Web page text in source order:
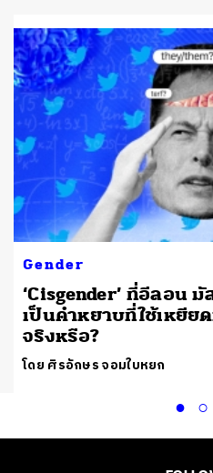
Gender
‘Cisgender’ ที่อีลอน
เป็นคำหยาบที่ใช้เหยีย
จริงหรือ?
โดย ศิรอักษร จอมใบหยก